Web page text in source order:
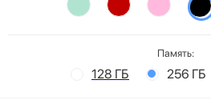
Память:
128 ГБ 256 ГБ